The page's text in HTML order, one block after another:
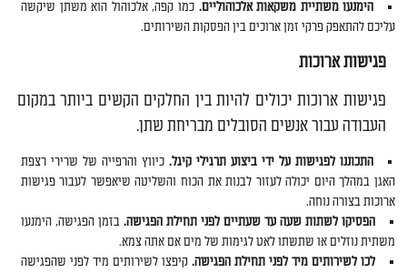
הימנעו משתיית משקאות אלכוהוליים.כמו קפה, אלכוהול הוא משתן שיקשה
עליכם להתאפק פרקי זמן ארוכים בין הפסקות השירותים.
פגישות ארוכות
פגישות ארוכות יכולים להיות בין החלקים הקשים ביותר במקום
העבודה עבור אנשים הסובלים מבריחת שתן.
התכוננו לפגישות על ידי ביצוע תרגילי קיגל. כיווץ והרפייה של שרירי רצפת
האגן במהלך היום יכולה לעזור לבנות את הכוח והשליטה שיאפשר לעבור פגישות
ארוכות בצורה נוחה.
הפסיקו לשתות שעה עד שעתיים לפני תחילת הפגישה. בזמן הפגישה, הימנעו
משתית נוזלים או שתשתו לאט לגימות של מים אם אתה צמא.
לכו לשירותים מיד לפני תחילת הפגישה. קיפצו לשירותים מיד לפני שהפגישה